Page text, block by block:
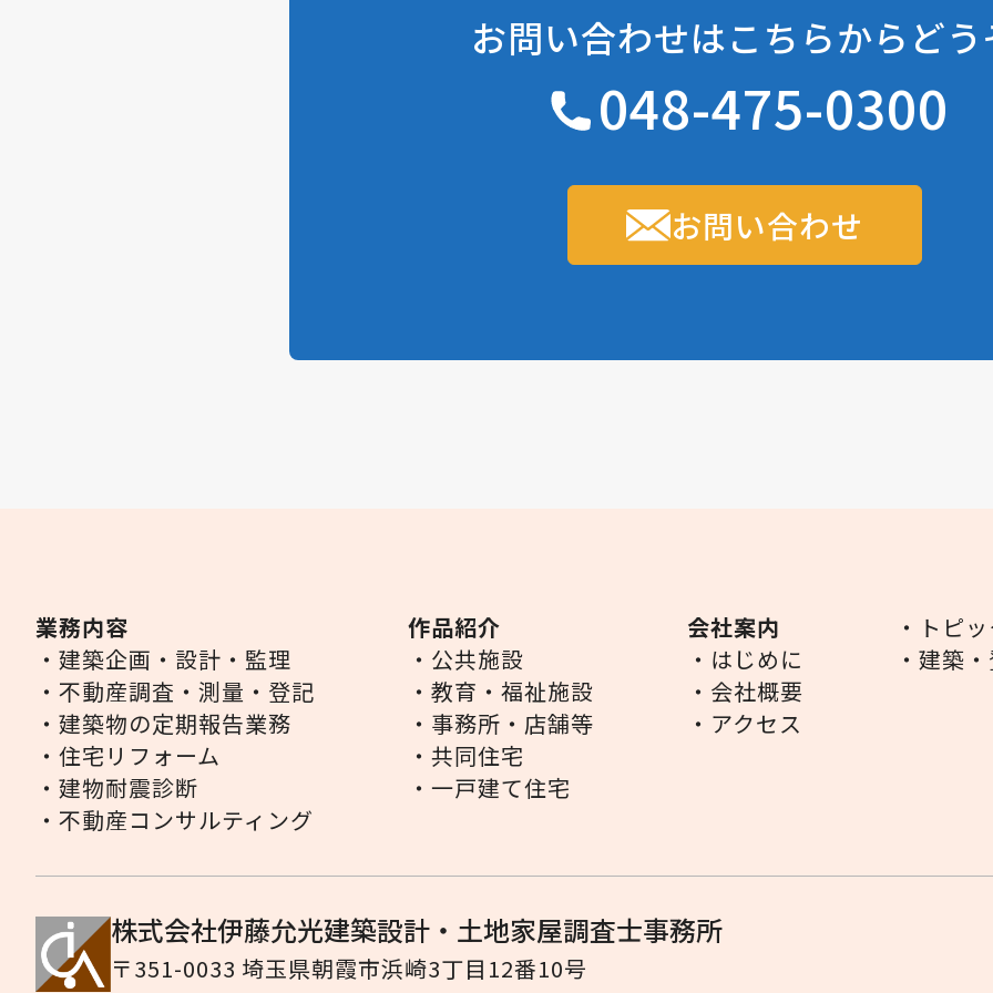
お問い合わせはこちらからど
048-475-0300
お問い合わせ
業務内容
・建築企画・設計・監理
・不動産調査・測量・登記
・建築物の定期報告業務
・住宅リフォーム
・建物耐震診断
・不動産コンサルティング
作品紹介
・公共施設
・教育・福祉施設
・事務所・店舗等
・共同住宅
・一戸建て住宅
会社案内
・はじめに
・会社概要
・アクセス
・トピ
・建築
株式会社伊藤允光建築設計・土地家屋調査士事務所
〒351-0033 埼玉県朝霞市浜崎3丁目12番10号